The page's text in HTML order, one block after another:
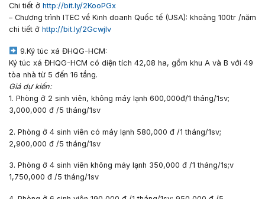
Chi tiết ở http://bit.ly/2KooPGx
– Chương trình ITEC về Kinh doanh Quốc tế (USA): khoảng 100tr /năm
chi tiết ở http://bit.ly/2GcwjIv
9.Ký túc xá ĐHQG-HCM:
Ký túc xá ĐHQG-HCM có diện tích 42,08 ha, gồm khu A và B với 49
tòa nhà từ 5 đến 16 tầng.
Giá dự kiến:
1. Phòng ở 2 sinh viên, không máy lạnh 600,000đ/1 tháng/1sv;
3,000,000 đ /5 tháng/1sv
2. Phòng ở 4 sinh viên có máy lạnh 580,000 đ /1 tháng/1sv;
2,900,000 đ /5 tháng/1sv
3. Phòng ở 4 sinh viên không máy lạnh 350,000 đ /1 tháng/1s;v
1,750,000 đ /5 tháng/1sv